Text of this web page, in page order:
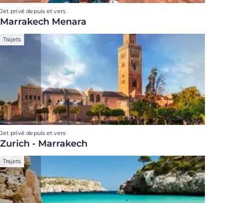
Jet privé depuis et vers
Marrakech Menara
Trajets
Jet privé depuis et vers
Zurich - Marrakech
Trajets